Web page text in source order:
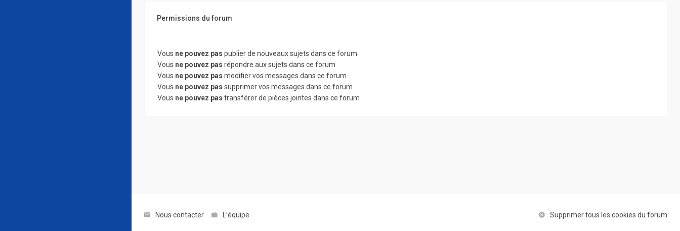
Permissions du forum
Vous ne pouvez pas publier de nouveaux sujets dans ce forum
Vous ne pouvez pas répondre aux sujets dans ce forum
Vous ne pouvez pas modifier vos messages dans ce forum
Vous ne pouvez pas supprimer vos messages dans ce forum
Vous ne pouvez pas transférer de pièces jointes dans ce forum
Nous contacter L’équipe Supprimer tous les cookies du forum